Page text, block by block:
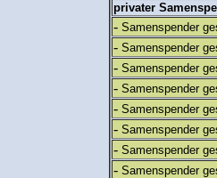
privater
- Samenspender
- Samenspender
- Samenspender
- Samenspender
- Samenspender
- Samenspender
- Samenspender
- Samenspender